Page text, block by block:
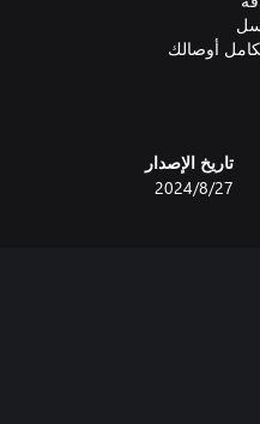
تاريخ الإصدار
27‏/8‏/2024